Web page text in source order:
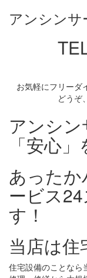
アンシンサ
お気軽にフリーダ
どうぞ
アンシ
「安心
あった
ービス
す！
当店は住
住宅設備のことなら